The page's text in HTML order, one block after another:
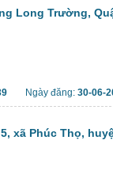
Long Trường,
Ngày đăng: 30-06-
xã Phúc Thọ,